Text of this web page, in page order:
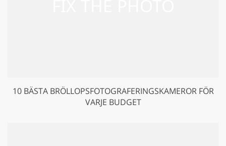
10 BÄSTA BRÖLLOPSFOTOGRAFERINGSKAMEROR FÖR
VARJE BUDGET